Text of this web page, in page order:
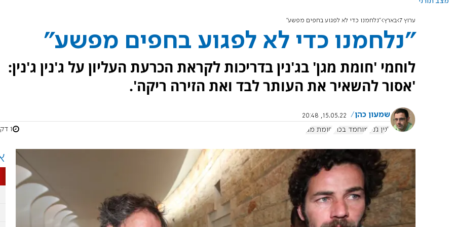
ערוץ 7 בארץ "נלחמנו כדי לא לפגוע בחפים מפשע"
"נלחמנו כדי לא לפגוע בחפים מפשע"
לוחמי 'חומת מגן' בג'נין בדריכות לקראת הכרעת העליון על ג'נין ג'נין:
'אסור להשאיר את העותר לבד ואת הזירה ריקה'.
שמעון כהן
15.05.22, 20:48
ג'נין ג'נין
מוחמד בכרי חומת מגן 1 דקות